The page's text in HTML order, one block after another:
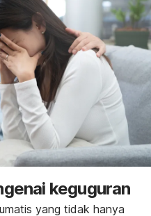
keguguran
yang tidak hanya